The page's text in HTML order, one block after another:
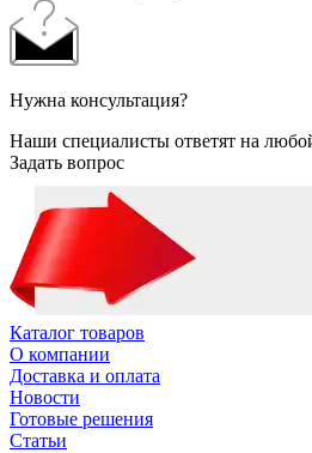
Нужна консультация?
Наши специалисты ответят на
Задать вопрос
Каталог товаров
О компании
Доставка и оплата
Новости
Готовые решения
Статьи